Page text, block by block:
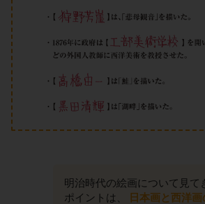
明治時代の絵画について見て
ポイントは、
日本画と西洋